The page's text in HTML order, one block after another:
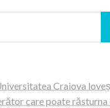
Craiova
care poate